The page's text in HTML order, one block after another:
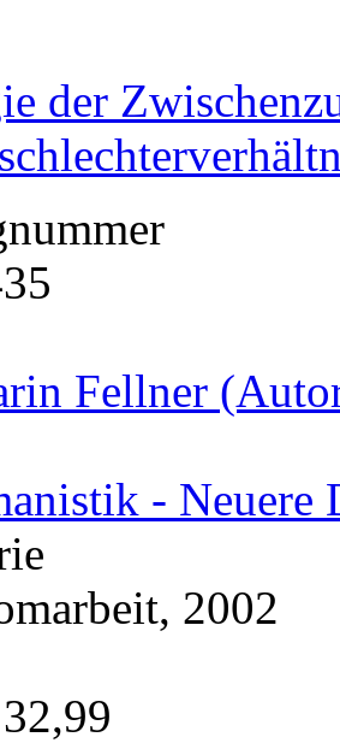
der
Fellner
- Neuere
2002